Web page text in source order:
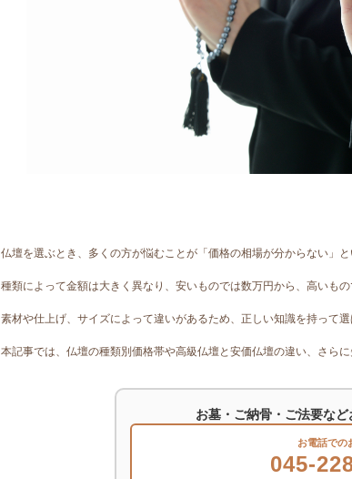
仏壇を選ぶとき、多くの方が悩むことが「価格の相場が分からない」と
種類によって金額は大きく異なり、安いものでは数万円から、高いも
素材や仕上げ、サイズによって違いがあるため、正しい知識を持って
本記事では、仏壇の種類別価格帯や高級仏壇と安価仏壇の違い、さら
お墓・ご納骨・ご法要な
お電話での
045-